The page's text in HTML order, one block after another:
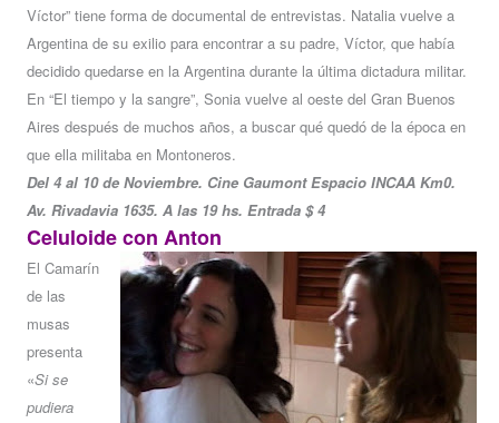
Víctor” tiene forma de documental de entrevistas. Natalia vuelve a
Argentina de su exilio para encontrar a su padre, Víctor, que había
decidido quedarse en la Argentina durante la última dictadura militar.
En “El tiempo y la sangre”, Sonia vuelve al oeste del Gran Buenos
Aires después de muchos años, a buscar qué quedó de la época en
que ella militaba en Montoneros.
Del 4 al 10 de Noviembre. Cine Gaumont Espacio INCAA Km0.
Av. Rivadavia 1635. A las 19 hs. Entrada $ 4
Celuloide con Anton
El Camarín
de las
musas
presenta
«Si se
pudiera